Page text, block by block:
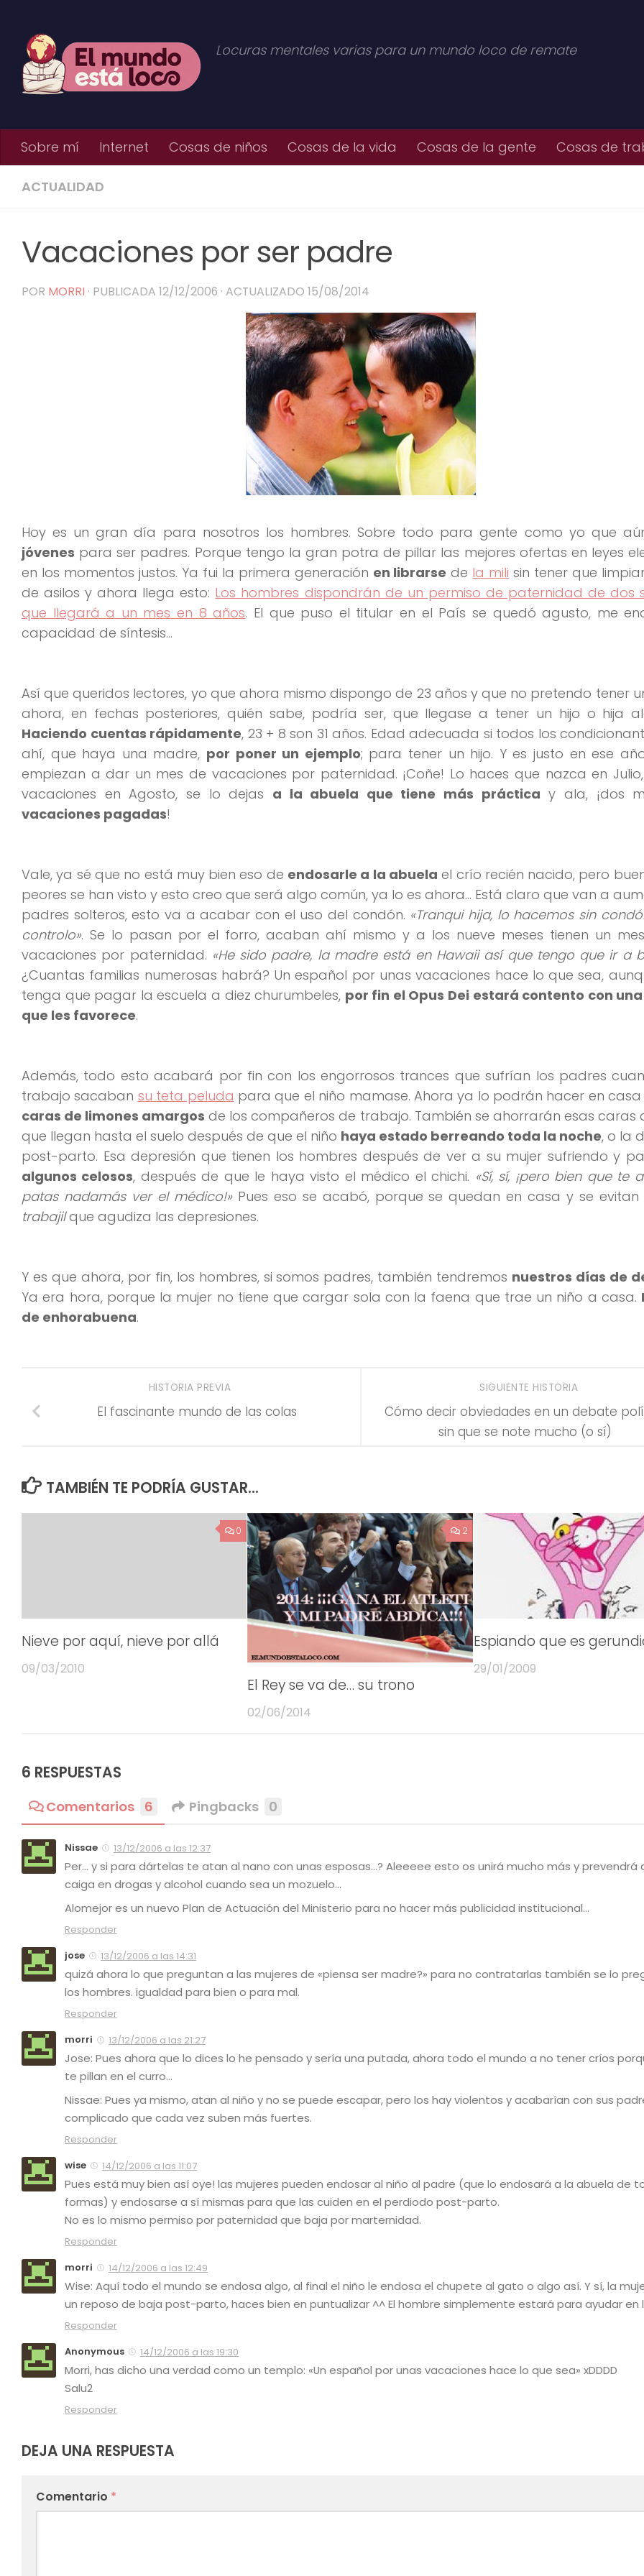
Locuras mentales varias para un mundo loco de remate
Sobre mí Internet Cosas de niños Cosas de la vida Cosas de la gente Cosas de
ACTUALIDAD
Vacaciones por ser padre
POR MORRI · PUBLICADA 12/12/2006 · ACTUALIZADO 15/08/2014
Hoy es un gran día para nosotros los hombres. Sobre todo para gente como yo que
jóvenes para ser padres. Porque tengo la gran potra de pillar las mejores ofertas en leyes
en los momentos justos. Ya fui la primera generación en librarse de la mili sin tener que
de asilos y ahora llega esto: Los hombres dispondrán de un permiso de paternidad de dos
que llegará a un mes en 8 años. El que puso el titular en el País se quedó agusto, me
capacidad de síntesis…
Así que queridos lectores, yo que ahora mismo dispongo de 23 años y que no pretendo tener
ahora, en fechas posteriores, quién sabe, podría ser, que llegase a tener un hijo o hija
Haciendo cuentas rápidamente, 23 + 8 son 31 años. Edad adecuada si todos los
ahí, que haya una madre, por poner un ejemplo; para tener un hijo. Y es justo en ese
empiezan a dar un mes de vacaciones por paternidad. ¡Coñe! Lo haces que nazca en
vacaciones en Agosto, se lo dejas a la abuela que tiene más práctica y ala, ¡dos
vacaciones pagadas!
Vale, ya sé que no está muy bien eso de endosarle a la abuela el crío recién nacido, pero
peores se han visto y esto creo que será algo común, ya lo es ahora… Está claro que van a
padres solteros, esto va a acabar con el uso del condón. «Tranqui hija, lo hacemos sin
controlo». Se lo pasan por el forro, acaban ahí mismo y a los nueve meses tienen un
vacaciones por paternidad. «He sido padre, la madre está en Hawaii así que tengo que ir a
¿Cuantas familias numerosas habrá? Un español por unas vacaciones hace lo que sea,
tenga que pagar la escuela a diez churumbeles, por fin el Opus Dei estará contento con
que les favorece.
Además, todo esto acabará por fin con los engorrosos trances que sufrían los padres
trabajo sacaban su teta peluda para que el niño mamase. Ahora ya lo podrán hacer en casa
caras de limones amargos de los compañeros de trabajo. También se ahorrarán esas caras
que llegan hasta el suelo después de que el niño haya estado berreando toda la noche, o la
post-parto. Esa depresión que tienen los hombres después de ver a su mujer sufriendo y
algunos celosos, después de que le haya visto el médico el chichi. «Sí, sí, ¡pero bien que te
patas nadamás ver el médico!»Pues eso se acabó, porque se quedan en casa y se evitan
trabajilque agudiza las depresiones.
Y es que ahora, por fin, los hombres, si somos padres, también tendremos nuestros días de
Ya era hora, porque la mujer no tiene que cargar sola con la faena que trae un niño a casa.
de enhorabuena.
SIGUIENTE HISTORIA
Cómo decir obviedades en un debate
sin que se note mucho (o sí)
HISTORIA PREVIA
El fascinante mundo de las colas
TAMBIÉN TE PODRÍA GUSTAR...
0
Nieve por aquí, nieve por allá
09/03/2010
2
El Rey se va de… su trono
02/06/2014
Espiando que es
29/01/2009
6 RESPUESTAS
Comentarios 6 Pingbacks 0
Nissae 13/12/2006 a las 12:37
Per… y si para dártelas te atan al nano con unas esposas…? Aleeeee esto os unirá mucho más y prevendrá
caiga en drogas y alcohol cuando sea un mozuelo…
Alomejor es un nuevo Plan de Actuación del Ministerio para no hacer más publicidad institucional…
Responder
jose
13/12/2006 a las 14:31
quizá ahora lo que preguntan a las mujeres de «piensa ser madre?» para no contratarlas también se lo
los hombres. igualdad para bien o para mal.
Responder
morri
13/12/2006 a las 21:27
Jose: Pues ahora que lo dices lo he pensado y sería una putada, ahora todo el mundo a no tener críos
te pillan en el curro…
Nissae: Pues ya mismo, atan al niño y no se puede escapar, pero los hay violentos y acabarían con sus
complicado que cada vez suben más fuertes.
Responder
wise
14/12/2006 a las 11:07
Pues está muy bien así oye! las mujeres pueden endosar al niño al padre (que lo endosará a la abuela de
formas) y endosarse a sí mismas para que las cuiden en el perdiodo post-parto.
No es lo mismo permiso por paternidad que baja por marternidad.
Responder
morri
14/12/2006 a las 12:49
Wise: Aquí todo el mundo se endosa algo, al final el niño le endosa el chupete al gato o algo así. Y sí, la
un reposo de baja post-parto, haces bien en puntualizar ^^ El hombre simplemente estará para ayudar en
Responder
Anonymous
14/12/2006 a las 19:30
Morri, has dicho una verdad como un templo: «Un español por unas vacaciones hace lo que sea» xDDDD
Salu2
Responder
DEJA UNA RESPUESTA
Comentario *